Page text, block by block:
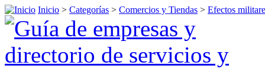
Inicio > Categorías > Comercios y Tiendas > Efectos